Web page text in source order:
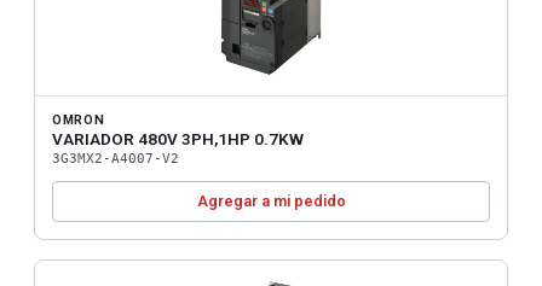
OMRON
VARIADOR 480V 3PH,1HP 0.7KW
3G3MX2-A4007-V2
Agregar a mi pedido